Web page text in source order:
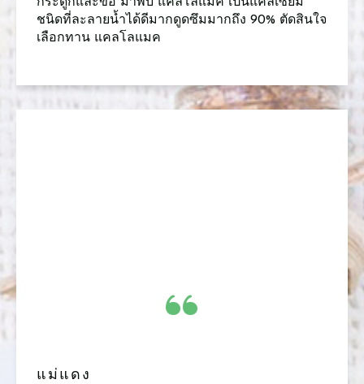
ชนิดที่ละลายน้ำได้ดีมากดูดซึมมากถึง 90% ตัดสินใจ
เลือกทาน แคลโลแมค
“
​แม่แดง